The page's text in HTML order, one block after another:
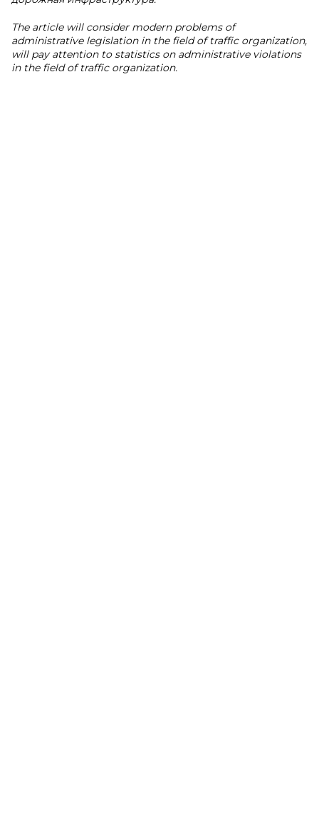
The article will consider modern problems of
administrative legislation in the field of traffic organization,
will pay attention to statistics on administrative violations
in the field of traffic organization.